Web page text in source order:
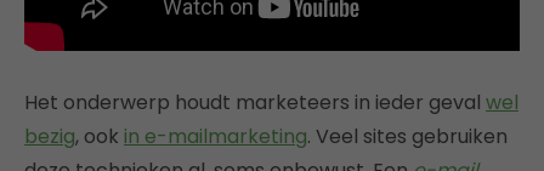
Het onderwerp houdt marketeers in ieder geval wel
bezig, ook in e-mailmarketing. Veel sites gebruiken